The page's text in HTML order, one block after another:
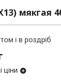
мякгая
і в роздріб
ціни